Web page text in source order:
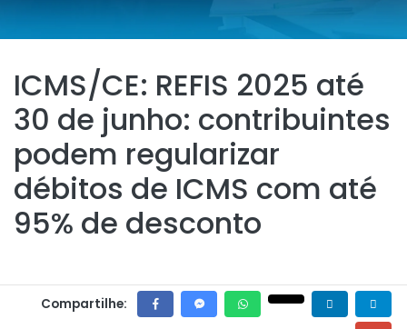
ICMS/CE: REFIS 2025 até
30 de junho: contribuintes
podem regularizar
débitos de ICMS com até
95% de desconto
Compartilhe: